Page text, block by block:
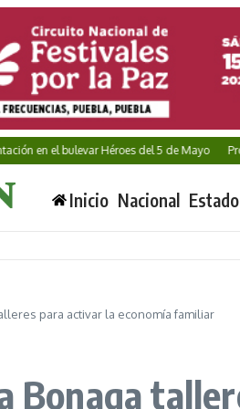
en el bulevar Héroes del 5 de Mayo
Inicio Nacional Estado
para activar la economía familiar
Bonaga